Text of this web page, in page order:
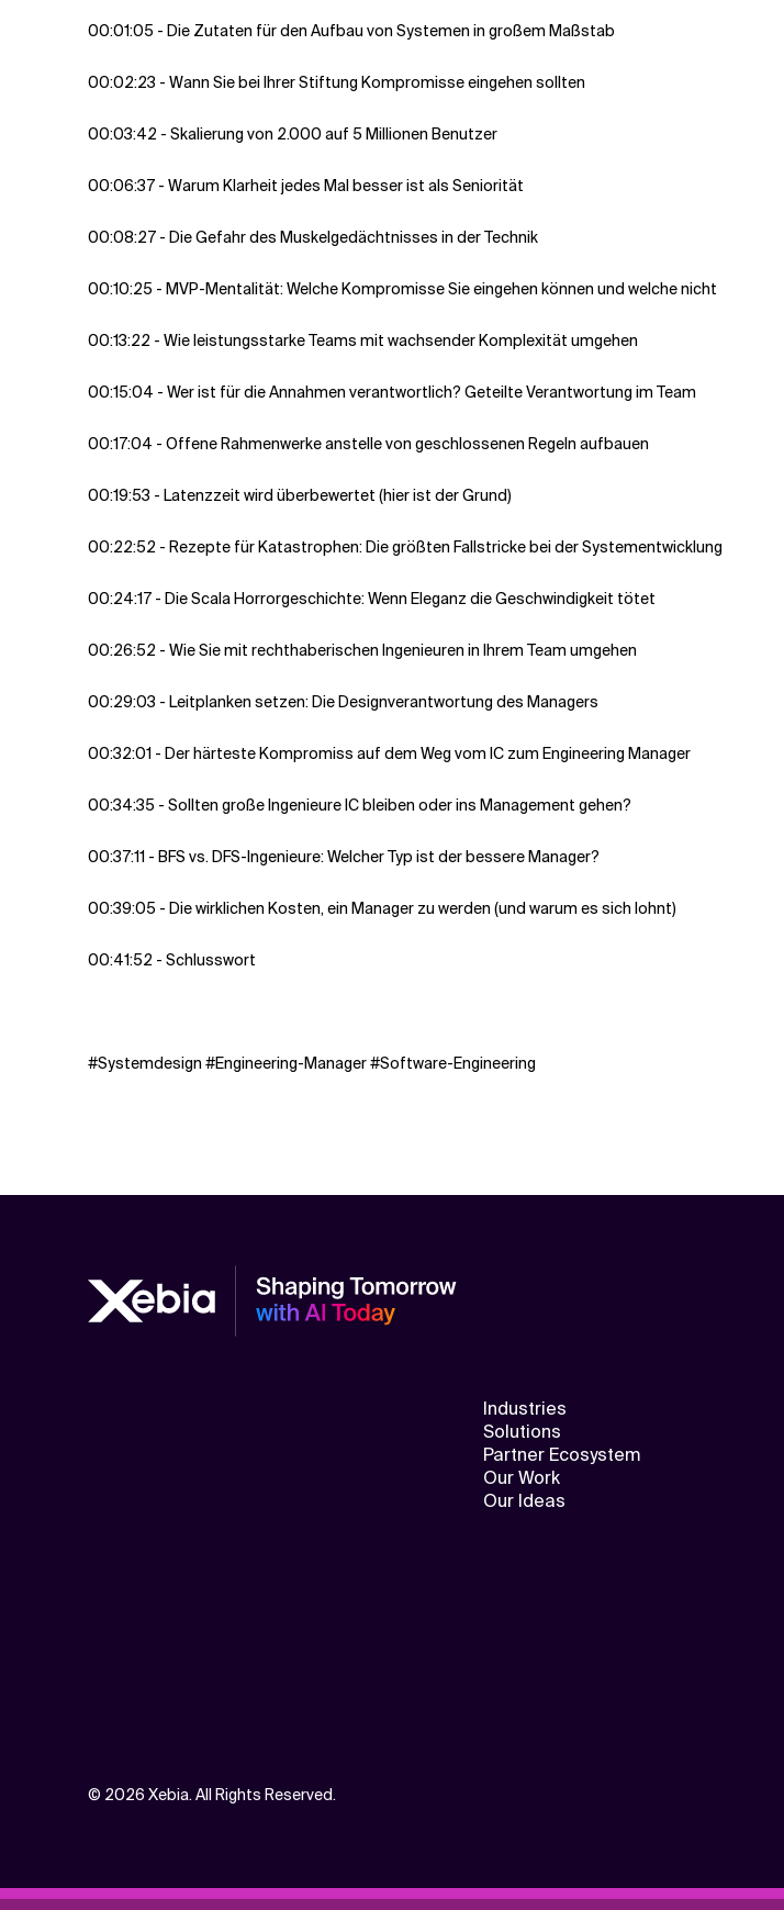
00:01:05 - Die Zutaten für den Aufbau von Systemen in großem Maßstab
00:02:23 - Wann Sie bei Ihrer Stiftung Kompromisse eingehen sollten
00:03:42 - Skalierung von 2.000 auf 5 Millionen Benutzer
00:06:37 - Warum Klarheit jedes Mal besser ist als Seniorität
00:08:27 - Die Gefahr des Muskelgedächtnisses in der Technik
00:10:25 - MVP-Mentalität: Welche Kompromisse Sie eingehen können und welche nicht
00:13:22 - Wie leistungsstarke Teams mit wachsender Komplexität umgehen
00:15:04 - Wer ist für die Annahmen verantwortlich? Geteilte Verantwortung im Team
00:17:04 - Offene Rahmenwerke anstelle von geschlossenen Regeln aufbauen
00:19:53 - Latenzzeit wird überbewertet (hier ist der Grund)
00:22:52 - Rezepte für Katastrophen: Die größten Fallstricke bei der Systementwicklung
00:24:17 - Die Scala Horrorgeschichte: Wenn Eleganz die Geschwindigkeit tötet
00:26:52 - Wie Sie mit rechthaberischen Ingenieuren in Ihrem Team umgehen
00:29:03 - Leitplanken setzen: Die Designverantwortung des Managers
00:32:01 - Der härteste Kompromiss auf dem Weg vom IC zum Engineering Manager
00:34:35 - Sollten große Ingenieure IC bleiben oder ins Management gehen?
00:37:11 - BFS vs. DFS-Ingenieure: Welcher Typ ist der bessere Manager?
00:39:05 - Die wirklichen Kosten, ein Manager zu werden (und warum es sich lohnt)
00:41:52 - Schlusswort
#Systemdesign #Engineering-Manager #Software-Engineering
Industries
Solutions
Partner Ecosystem
Our Work
Our Ideas
© 2026 Xebia. All Rights Reserved.